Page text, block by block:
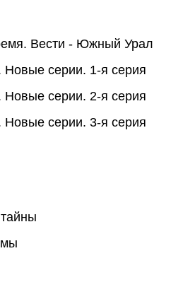
Вести - Южный Урал
Новые серии. 1-я серия
Новые серии. 2-я серия
Новые серии. 3-я серия